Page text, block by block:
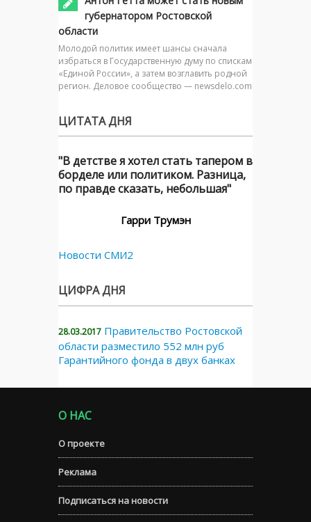
губернатором Ростовской
области
Молодой политик имеет шансы сначала
избраться в Государственную думу по спискам
«Единой России», а затем возглавить родной
регион. Деловое сообщество — newsdelo.com
ЦИТАТА ДНЯ
"В детстве я хотел стать тапером в
борделе или политиком. Разница,
по правде сказать, небольшая"
Гарри Трумэн
Новости СМИ2
ЦИФРА ДНЯ
28.03.2017 Правительство Ростовской
области разместило 552 млн руб
Гарантийного фонда в двух банках
О НАС
О проекте
Реклама
Подписаться на новости